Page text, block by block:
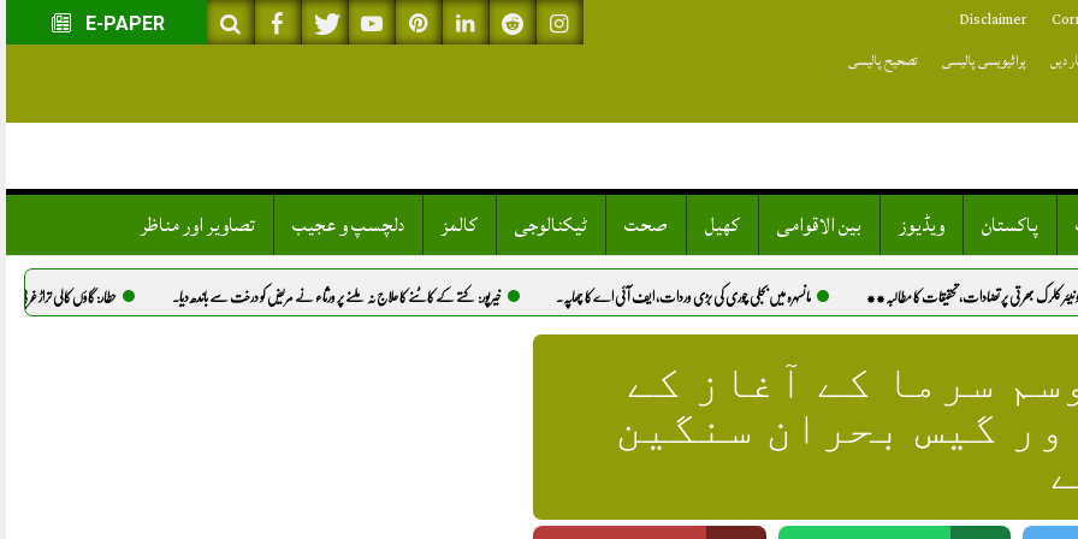
E-PAPER
Disclaimer
دیں پرائیویسی پالیسی
تصحیح پالیسی
پاکستان ویڈیوز بین الاقوامی کھیل صحت ٹیکنالوجی کالمز دلچسپ و عجیب تصاویر اور مناظر
تحقیقات کا مطالبہ** مانسہرہ میں بجلی چوری کی بڑی وردات، ایف آئی اے کا چھاپہ. خیرپور: کتے کے کاٹنے کا علاج نہ ملنے پر ورثاء نے مریض کو درخت سے باندھ دیا. حطار: گاؤں کالی تراڑ غربی میں نوجوان شانہ کا قتل،
سرما کے آغاز کے
گیس بحران سنگین